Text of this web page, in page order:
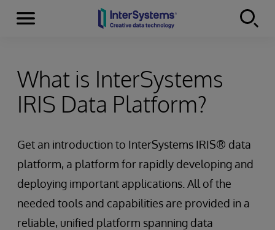
Skip to content
Menu
What is InterSystems
IRIS Data Platform?
Get an introduction to InterSystems IRIS® data
platform, a platform for rapidly developing and
deploying important applications. All of the
needed tools and capabilities are provided in a
reliable, unified platform spanning data